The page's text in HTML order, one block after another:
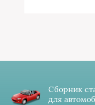
Сборник
для